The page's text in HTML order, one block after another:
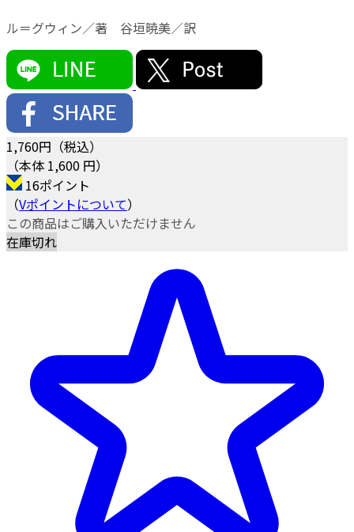
ル＝グウィン／著 谷垣暁美／訳
1,760円（税込）
（本体 1,600 円）
16ポイント
（Vポイントについて）
この商品はご購入いただけません
在庫切れ